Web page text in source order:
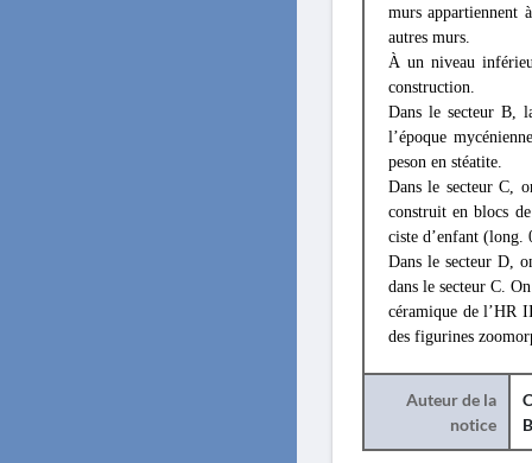
murs appartiennent
autres murs.
À un niveau
construction.
Dans le secteur B,
l’époque
peson en stéatite.
Dans le secteur C,
construit en blocs
ciste d’enfant
Dans le secteur D,
dans le secteur C.
céramique de l’HR
des figurines
Auteur de la
notice